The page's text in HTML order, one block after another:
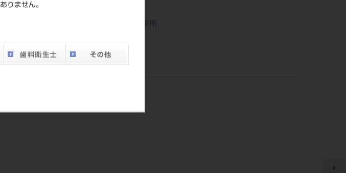
りません。
（株）モリタ製作所
vol.26 掲載ペー
32